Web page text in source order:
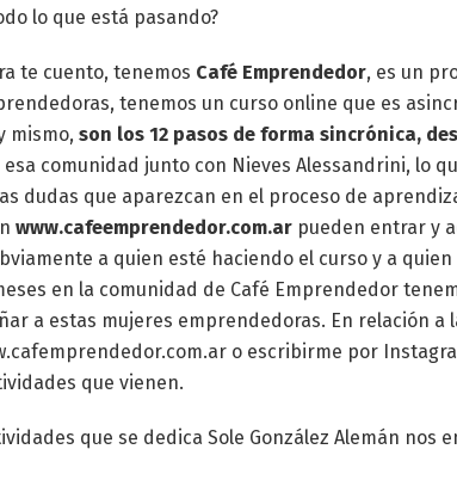
lo que está pasando?
te cuento, tenemos Café Emprendedor, es un
tenemos un curso online que es
mismo, son los 12 pasos de forma sincrónica,
comunidad junto con Nieves Alessandrini, lo
dudas que aparezcan en el proceso de
www.cafeemprendedor.com.ar pueden entrar y
a quien esté haciendo el curso y a
en la comunidad de Café Emprendedor
a estas mujeres emprendedoras. En relación a
o escribirme por
que vienen.
que se dedica Sole González Alemán nos